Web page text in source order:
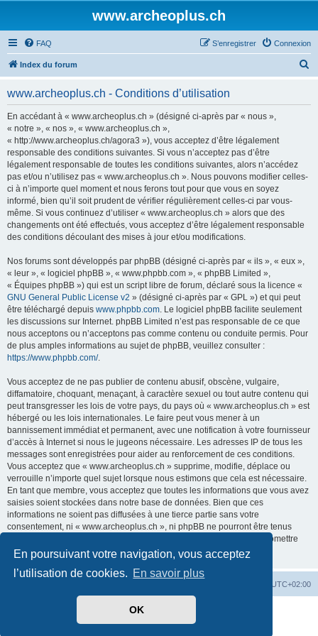
En poursuivant votre navigation, vous acceptez
l’utilisation de cookies. En savoir plus
OK
www.archeoplus.ch
FAQ Connexion
S’enregistrer
Index du forum
www.archeoplus.ch - Conditions d’utilisation
En accédant à « www.archeoplus.ch » (désigné ci-après par « nous »,
« notre », « nos », « www.archeoplus.ch »,
« http://www.archeoplus.ch/agora3 »), vous acceptez d’être légalement
responsable des conditions suivantes. Si vous n’acceptez pas d’être
légalement responsable de toutes les conditions suivantes, alors n’accédez
pas et/ou n’utilisez pas « www.archeoplus.ch ». Nous pouvons modifier celles-
ci à n’importe quel moment et nous ferons tout pour que vous en soyez
informé, bien qu’il soit prudent de vérifier régulièrement celles-ci par vous-
même. Si vous continuez d’utiliser « www.archeoplus.ch » alors que des
changements ont été effectués, vous acceptez d’être légalement responsable
des conditions découlant des mises à jour et/ou modifications.
Nos forums sont développés par phpBB (désigné ci-après par « ils », « eux »,
« leur », « logiciel phpBB », « www.phpbb.com », « phpBB Limited »,
« Équipes phpBB ») qui est un script libre de forum, déclaré sous la licence «
GNU General Public License v2 » (désigné ci-après par « GPL ») et qui peut
être téléchargé depuis www.phpbb.com. Le logiciel phpBB facilite seulement
les discussions sur Internet. phpBB Limited n’est pas responsable de ce que
nous acceptons ou n’acceptons pas comme contenu ou conduite permis. Pour
de plus amples informations au sujet de phpBB, veuillez consulter :
https://www.phpbb.com/.
Vous acceptez de ne pas publier de contenu abusif, obscène, vulgaire,
diffamatoire, choquant, menaçant, à caractère sexuel ou tout autre contenu qui
peut transgresser les lois de votre pays, du pays où « www.archeoplus.ch » est
hébergé ou les lois internationales. Le faire peut vous mener à un
bannissement immédiat et permanent, avec une notification à votre fournisseur
d’accès à Internet si nous le jugeons nécessaire. Les adresses IP de tous les
messages sont enregistrées pour aider au renforcement de ces conditions.
Vous acceptez que « www.archeoplus.ch » supprime, modifie, déplace ou
verrouille n’importe quel sujet lorsque nous estimons que cela est nécessaire.
En tant que membre, vous acceptez que toutes les informations que vous avez
saisies soient stockées dans notre base de données. Bien que ces
informations ne soient pas diffusées à une tierce partie sans votre
consentement, ni « www.archeoplus.ch », ni phpBB ne pourront être tenus
comme responsables en cas de tentative de piratage visant à compromettre
les données.
UTC+02:00
phpBB ® Forum Software © phpBB Limited
phpBB-fr.com